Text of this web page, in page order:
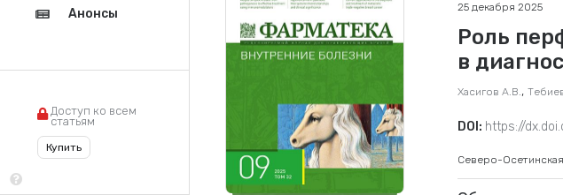
Роль
в
25 декабря 2025
Северо-Осетинская
DOI: https://
Хасигов А.В. ,
Анонсы
Доступ ко всем
статьям
Купить